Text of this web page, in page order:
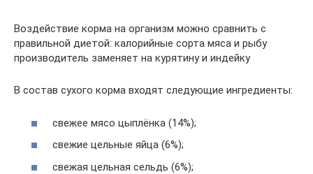
Воздействие корма на организм можно сравнить с
правильной диетой: калорийные сорта мяса и рыбу
производитель заменяет на курятину и индейку
В состав сухого корма входят следующие ингредиенты:
свежее мясо цыплёнка (14%);
свежие цельные яйца (6%);
свежая цельная сельдь (6%);